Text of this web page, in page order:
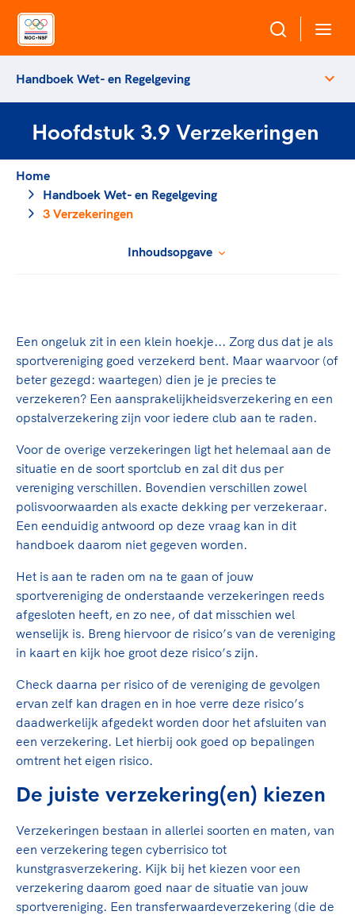
Over NOC*NSF
Sportagenda 2032
Leden
Algemene Vergadering
Raad van Toezicht en Bestuur
Sportonderzoek
Sportakkoord II
Game Changer
TeamNL kids
Olympische geschiedenis
Nieuwspagina
Columns
Sport gaat niet vanzelf
Sport verenigt. Op sportclubs, pleintjes, tijdens een
fietsen, door samen te skaten of naar de sportschool te
Door samen te juichen voor Sifan Hassan, Rico
Diede de Groot en het Nederlands Elftal. Of met trots te
genieten van de karatewedstrijd van je dochter, de
marathon van je moeder of de hockeywedstrijd van je
buurjongen.
Lees verder
Sportdeelname
Bonden en professionals in de sport
Beleidsmedewerkers
Veilige en integere sport
Diversiteit en inclusie
Gezonde sportomgeving
Bekwaam sportkader
Vitale clubs en bestuurlijk kader
Sportmatch
Handboek Wet- en Regelgeving
Opleidingen en trainingen
Ruimte voor sport
Clubondersteuning
Beroepskrachten
Samen voor een veilige sportomgeving
Voor welk gedrag staat de club? Wat mag wel langs de
de kleedkamer, kantine en online? En wat mag vooral
Een gedragscode geeft hier richting aan en is dus een
belangrijk onderdeel van het clubbeleid rondom
ongewenst gedrag.
Topsport
Voor talentvolle sporters
TeamNL Academie Kalender
Kennisaanbod TeamNL Experts
Olympische Spelen LA28
Paralympische Spelen LA28
Europese Spelen Istanbul 2027
Topsportbeleid
Topsportfinanciering
Maatschappelijke waarde topsport
De TeamNL Academie
De TeamNL Academie biedt een leer- en
experts, coaches, bestuurders, (technisch) directeuren,
Lees verder
Handboek Wet- en Regelgeving
Hoofdstuk 3.9 Verzekeringen
Home
Handboek Wet- en Regelgeving
3 Verzekeringen
Inhoudsopgave
Een ongeluk zit in een klein hoekje... Zorg dus dat je als
sportvereniging goed verzekerd bent. Maar waarvoor (of
beter gezegd: waartegen) dien je je precies te
verzekeren? Een aansprakelijkheidsverzekering en een
opstalverzekering zijn voor iedere club aan te raden.
Voor de overige verzekeringen ligt het helemaal aan de
situatie en de soort sportclub en zal dit dus per
vereniging verschillen. Bovendien verschillen zowel
polisvoorwaarden als exacte dekking per verzekeraar.
Een eenduidig antwoord op deze vraag kan in dit
handboek daarom niet gegeven worden.
Het is aan te raden om na te gaan of jouw
sportvereniging de onderstaande verzekeringen reeds
afgesloten heeft, en zo nee, of dat misschien wel
wenselijk is. Breng hiervoor de risico’s van de vereniging
in kaart en kijk hoe groot deze risico’s zijn.
Check daarna per risico of de vereniging de gevolgen
ervan zelf kan dragen en in hoe verre deze risico’s
daadwerkelijk afgedekt worden door het afsluiten van
een verzekering. Let hierbij ook goed op bepalingen
omtrent het eigen risico.
De juiste verzekering(en) kiezen
Verzekeringen bestaan in allerlei soorten en maten, van
een verzekering tegen cyberrisico tot
kunstgrasverzekering. Kijk bij het kiezen voor een
verzekering daarom goed naar de situatie van jouw
sportvereniging. Een transferwaardeverzekering (die de